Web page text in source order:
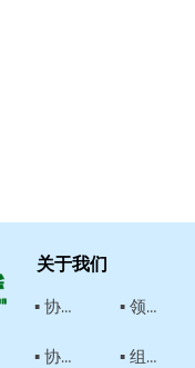
关于我们
▪ 协会简介
▪ 协会章程
▪ 领导介绍
▪ 组织结构